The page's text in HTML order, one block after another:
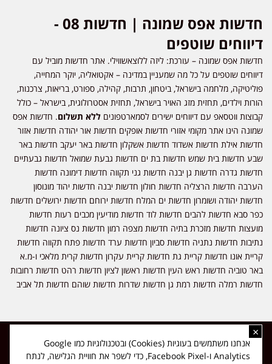
חדשות אפס שמונה | חדשות 08 -
דיווחים שוטפים
חדשות אפס שמונה – עורכת: ליזה ללוצאשווילי. אתר חדשות מוביל עם
דיווחים שוטפים על כל מה שמעניין במדינה – אקטואליה, יוקר המחייה,
פוליטיקה, מלחמה בישראל, ביטחון, תרבות, קהילה, ספורט, בריאות, צרכנות,
הורות וילדים, תחזית מזג האויר בישראל, תחזית אסטרולוגית, בישראל – כולל
קבוצות ווטסאפ עם דיווחים ישירים לסמארטפונים ללא תשלום. חדשות אפס
שמונה הינו אתר מקומי אזורי חדשות אופקים חדשות אור יהודה חדשות אזור
חדשות אילת חדשות אשדוד חדשות אשקלון חדשות באר יעקב חדשות באר
שבע חדשות בית שמש חדשות בת ים חדשות גבעת שמואל חדשות גבעתיים
חדשות גדרה חדשות גן יבנה חדשות גני תקווה חדשות דימונה חדשות
הערבה חדשות הרצליה חדשות חולון חדשות יבנה חדשות יהוד מונוסון
חדשות יהודה ושומרון חדשות ים המלח חדשות ירוחם חדשות ירושלים חדשות
כפר סבא חדשות להבים חדשות לוד חדשות מודיעין מכבים רעות חדשות
מועצות חדשות מזכרת בתיה חדשות מצפה רמון חדשות נס ציונה חדשות
נתיבות חדשות נתניה חדשות סביון חדשות ערד חדשות פתח תקווה חדשות
קריית אונו חדשות קריית גת חדשות קריית עקרון חדשות קרית מלאכי ו-מ.א
באר טוביה חדשות ראש העין חדשות ראשון לציון חדשות רהט חדשות רחובות
חדשות רמלה חדשות רמת גן חדשות שדרות חדשות שוהם חדשות תל אביב
כל הזכויות שמורות ל-ליזה ללוצאשווילי - חדשות אפס שמונה - דיווחים בזמן
אמת, נוסד בשנת 2019 | טל' לפרסומים 054-9759222 מייל מערכת
news08.net@gmail.com
×
אנחנו משתמשים בעוגיות (Cookies) ובטכנולוגיות כמו Google
Analytics ו-Facebook Pixel, כדי לשפר את חוויית הגלישה, לנתח